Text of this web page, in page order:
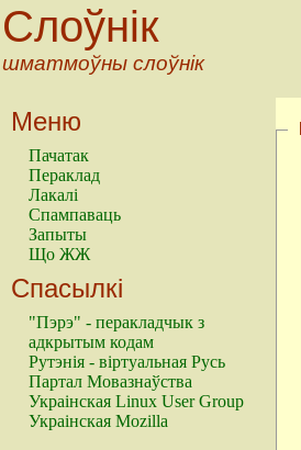
Слоўнік
шматмоўны слоўнік
Меню
Пачатак
Пераклад
Лакалі
Спампаваць
Запыты
Що ЖЖ
Спасылкі
"Пэрэ" - перакладчык з
адкрытым кодам
Рутэнія - віртуальная Русь
Партал Мовазнаўства
Украінская Linux User Group
Украінская Mozilla